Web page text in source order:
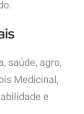
saúde, agro,
Medicinal,
e